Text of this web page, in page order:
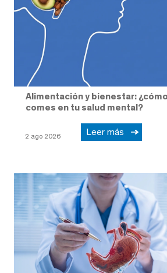
Alimentación y bienestar:
comes en tu salud mental?
2 ago 2026 Leer más